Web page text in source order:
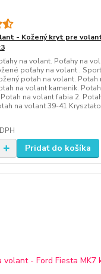
- Kožený kryt pre
na volant. Poťahy na
poťahy na volant .
potah na volant. Potah
na volant kamenik.
na volant fabia 2.
na volant 39-41
Pridať do košíka